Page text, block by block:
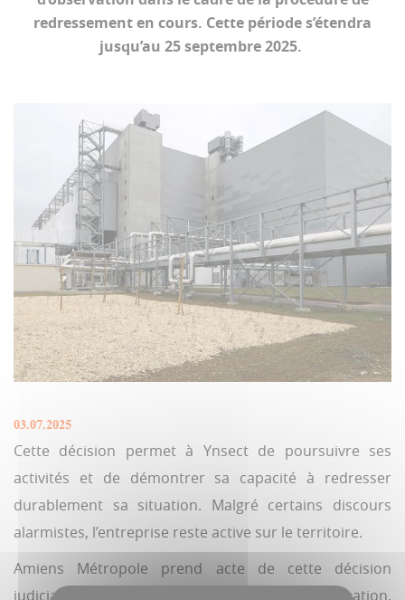
redressement en cours. Cette période s’étendra
jusqu’au 25 septembre 2025.
03.07.2025
Cette décision permet à Ynsect de poursuivre ses
activités et de démontrer sa capacité à redresser
durablement sa situation. Malgré certains discours
alarmistes, l’entreprise reste active sur le territoire.
Amiens Métropole prend acte de cette décision
judiciaire et reste attentive à l’évolution de la situation.